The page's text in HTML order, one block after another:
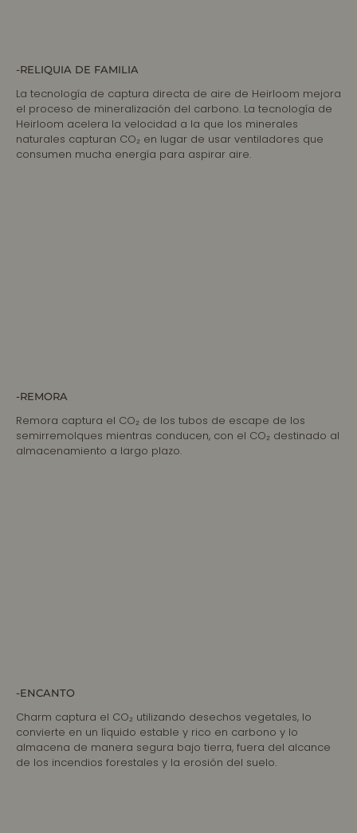
-RELIQUIA DE FAMILIA
La tecnología de captura directa de aire de Heirloom mejora
el proceso de mineralización del carbono. La tecnología de
Heirloom acelera la velocidad a la que los minerales
naturales capturan CO₂ en lugar de usar ventiladores que
consumen mucha energía para aspirar aire.
-REMORA
Remora captura el CO₂ de los tubos de escape de los
semirremolques mientras conducen, con el CO₂ destinado al
almacenamiento a largo plazo.
-ENCANTO
Charm captura el CO₂ utilizando desechos vegetales, lo
convierte en un líquido estable y rico en carbono y lo
almacena de manera segura bajo tierra, fuera del alcance
de los incendios forestales y la erosión del suelo.